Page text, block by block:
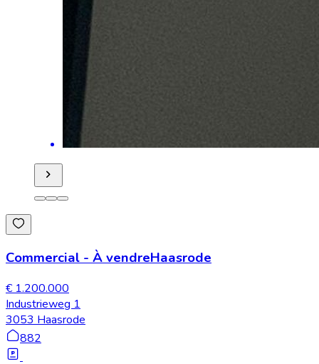
Commercial - À vendreHaasrode
€ 1.200.000
Industrieweg 1
3053 Haasrode
882